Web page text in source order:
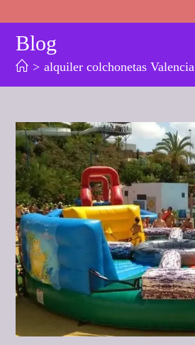
Blog
> alquiler colchonetas Valencia